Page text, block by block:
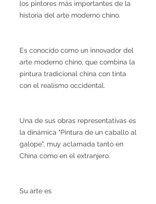
los pintores más importantes de la
historia del arte moderno chino.
Es conocido como un innovador del
arte moderno chino, que combina la
pintura tradicional china con tinta
con el realismo occidental.
Una de sus obras representativas es
la dinámica "Pintura de un caballo al
galope", muy aclamada tanto en
China como en el extranjero.
Su arte es